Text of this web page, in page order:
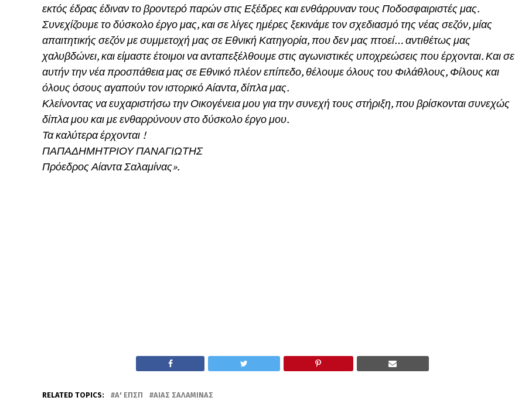
εκτός έδρας έδιναν το βροντερό παρών στις Εξέδρες και ενθάρρυναν τους Ποδοσφαιριστές μας.
Συνεχίζουμε το δύσκολο έργο μας, και σε λίγες ημέρες ξεκινάμε τον σχεδιασμό της νέας σεζόν, μίας
απαιτητικής σεζόν με συμμετοχή μας σε Εθνική Κατηγορία, που δεν μας πτοεί… αντιθέτως μας
χαλυβδώνει, και είμαστε έτοιμοι να ανταπεξέλθουμε στις αγωνιστικές υποχρεώσεις που έρχονται. Και σε
αυτήν την νέα προσπάθεια μας σε Εθνικό πλέον επίπεδο, θέλουμε όλους του Φιλάθλους, Φίλους και
όλους όσους αγαπούν τον ιστορικό Αίαντα, δίπλα μας.
Κλείνοντας να ευχαριστήσω την Οικογένεια μου για την συνεχή τους στήριξη, που βρίσκονται συνεχώς
δίπλα μου και με ενθαρρύνουν στο δύσκολο έργο μου.
Τα καλύτερα έρχονται !
ΠΑΠΑΔΗΜΗΤΡΙΟΥ ΠΑΝΑΓΙΩΤΗΣ
Πρόεδρος Αίαντα Σαλαμίνας».
RELATED TOPICS: Α' ΕΠΣΠ ΑΊΑΣ ΣΑΛΑΜΊΝΑΣ